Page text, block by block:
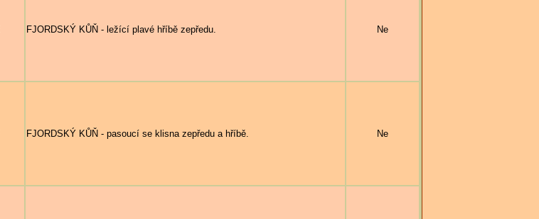
FJORDSKÝ KŮŇ - ležící plavé hříbě zepředu. Ne
FJORDSKÝ KŮŇ - pasoucí se klisna zepředu a hříbě. Ne